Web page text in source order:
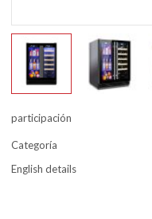
participación
Categoría
English details